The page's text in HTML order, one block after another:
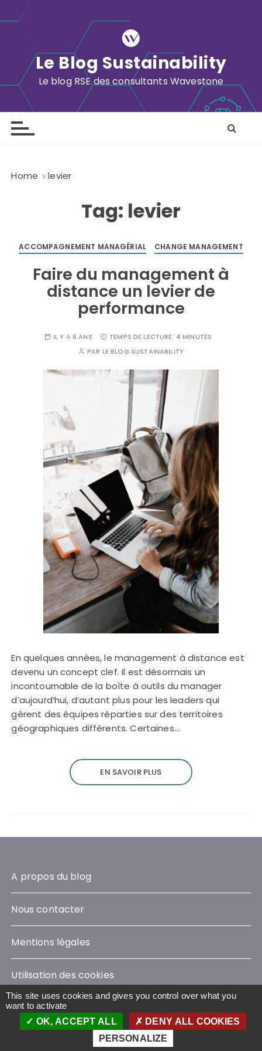
k
o
Le Blog Sustainability
Le blog RSE des consultants Wavestone
Home levier
Tag: levier
ACCOMPAGNEMENT MANAGÉRIAL CHANGE MANAGEMENT
Faire du management à
distance un levier de
performance
IL Y A 6 ANS TEMPS DE LECTURE: 4 MINUTES
PAR LE BLOG SUSTAINABILITY
En quelques années, le management à distance est
devenu un concept clef. Il est désormais un
incontournable de la boîte à outils du manager
d’aujourd’hui, d’autant plus pour les leaders qui
gèrent des équipes réparties sur des territoires
géographiques différents. Certaines…
EN SAVOIR PLUS
A propos du blog
Nous contacter
Mentions légales
Utilisation des cookies
Le Blog Sustainability © 2023 - Tous droits réservés
This site uses cookies and gives you control over what you
want to activate
OK, ACCEPT ALL
DENY ALL COOKIES
PERSONALIZE